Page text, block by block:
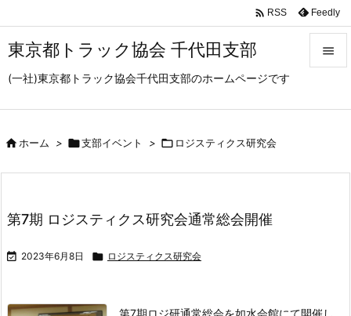
東京都トラック協会 千代田支部
(一社)東京都トラック協会千代田支部のホームページです

 RSS Feedly
ホーム > 支部イベント >  ロジスティクス研究会
第7期 ロジスティクス研究会通常総会開催
 2023年6月8日  ロジスティクス研究会
第7期ロジ研通常総会を如水会館にて開催し